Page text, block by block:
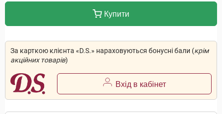
Купити
За карткою клієнта «D.S.» нараховуються бонусні бали (крім
акційних товарів)
Вхід в кабінет